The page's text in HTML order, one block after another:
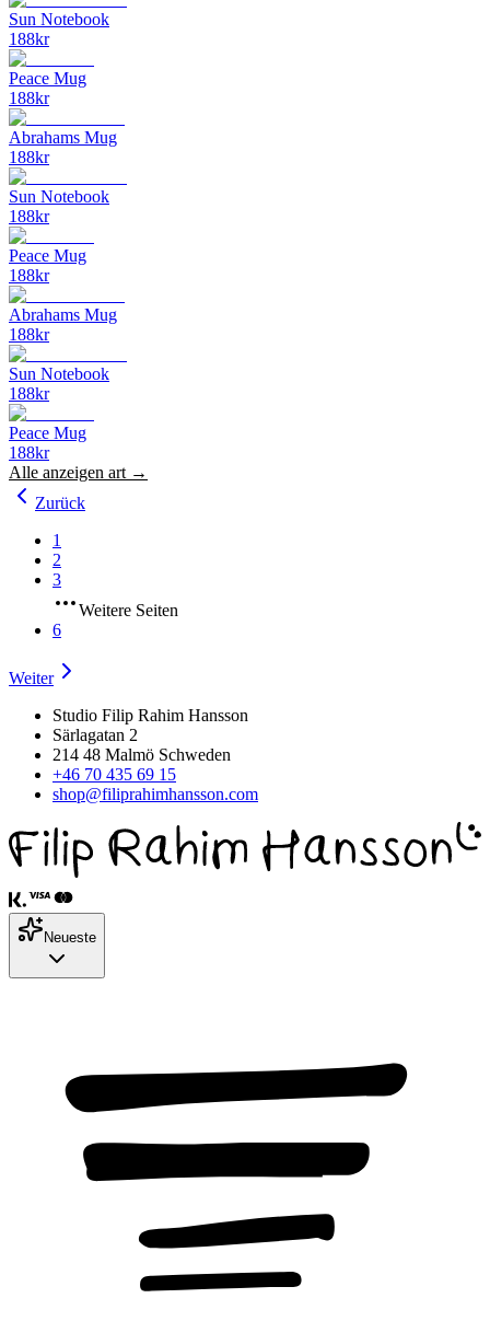
Sun Notebook
188kr
Peace Mug
188kr
Abrahams Mug
188kr
Sun Notebook
188kr
Peace Mug
188kr
Abrahams Mug
188kr
Sun Notebook
188kr
Peace Mug
188kr
Alle anzeigen art →
Zurück
1
2
3
Weitere Seiten
6
Weiter
Studio Filip Rahim Hansson
Särlagatan 2
214 48 Malmö Schweden
+46 70 435 69 15
shop@filiprahimhansson.com
Neueste